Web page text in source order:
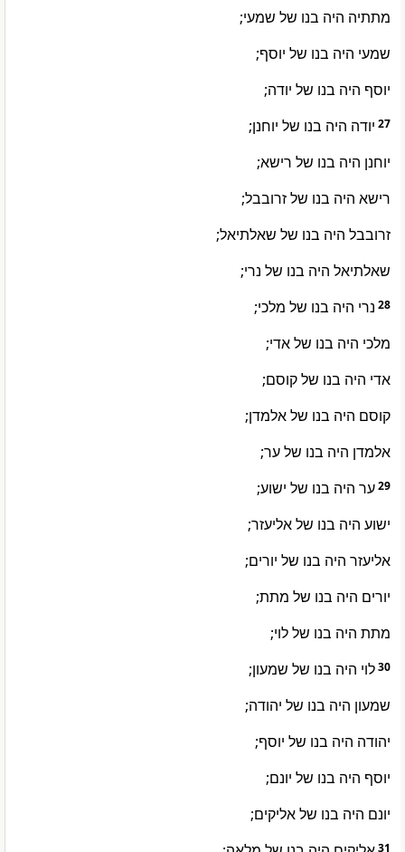
מתתיה היה בנו של שמעי;
שמעי היה בנו של יוסף;
יוסף היה בנו של יודה;
27 יודה היה בנו של יוחנן;
יוחנן היה בנו של רישא;
רישא היה בנו של זרובבל;
זרובבל היה בנו של שאלתיאל;
שאלתיאל היה בנו של נרי;
28 נרי היה בנו של מלכי;
מלכי היה בנו של אדי;
אדי היה בנו של קוסם;
קוסם היה בנו של אלמדן;
אלמדן היה בנו של ער;
29ער היה בנו של ישוע;
ישוע היה בנו של אליעזר;
אליעזר היה בנו של יורים;
יורים היה בנו של מתת;
מתת היה בנו של לוי;
30לוי היה בנו של שמעון;
שמעון היה בנו של יהודה;
יהודה היה בנו של יוסף;
יוסף היה בנו של יונם;
יונם היה בנו של אליקים;
31